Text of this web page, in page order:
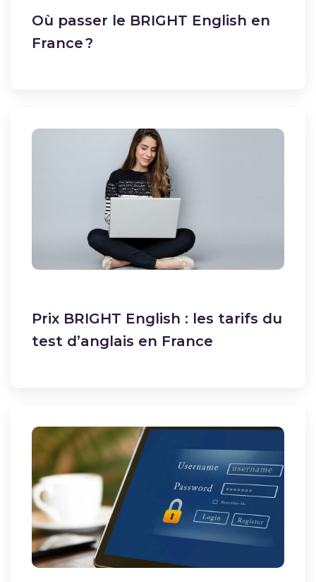
Où passer le BRIGHT English en
France ?
Prix BRIGHT English : les tarifs du
test d’anglais en France